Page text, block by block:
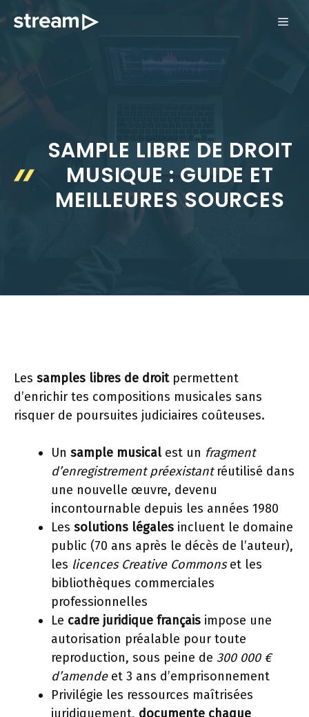
au
SAMPLE LIBRE DE DROIT
MUSIQUE : GUIDE ET
MEILLEURES SOURCES
Les samples libres de droitpermettent
d’enrichir tes compositions musicales sans
risquer de poursuites judiciaires coûteuses.
Un sample musical est un fragment
d’enregistrement préexistantréutilisé dans
une nouvelle œuvre, devenu
incontournable depuis les années 1980
Les solutions légales incluent le domaine
public (70 ans après le décès de l’auteur),
les licences Creative Commonset les
bibliothèques commerciales
professionnelles
Le cadre juridique français impose une
autorisation préalable pour toute
reproduction, sous peine de 300 000 €
d’amendeet 3 ans d’emprisonnement
Privilégie les ressources maîtrisées
juridiquement, documente chaque